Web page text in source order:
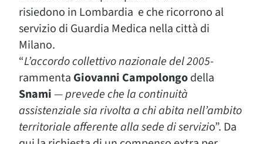
risiedono in Lombardia e che ricorrono al
servizio di Guardia Medica nella città di
Milano.
“L’accordo collettivo nazionale del 2005-
rammenta Giovanni Campolongodella
Snami— prevede che la continuità
assistenziale sia rivolta a chi abita nell’ambito
territoriale afferente alla sede di servizio”. Da